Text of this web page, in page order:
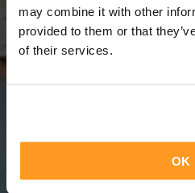
may combine it with other
provided to them or that
of their services.
OK
14 วัน =